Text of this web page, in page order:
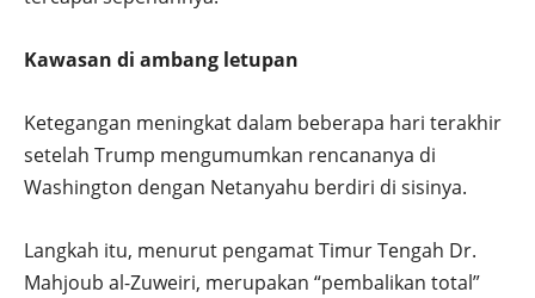
Kawasan di ambang letupan
Ketegangan meningkat dalam beberapa hari terakhir
setelah Trump mengumumkan rencananya di
Washington dengan Netanyahu berdiri di sisinya.
Langkah itu, menurut pengamat Timur Tengah Dr.
Mahjoub al-Zuweiri, merupakan “pembalikan total”